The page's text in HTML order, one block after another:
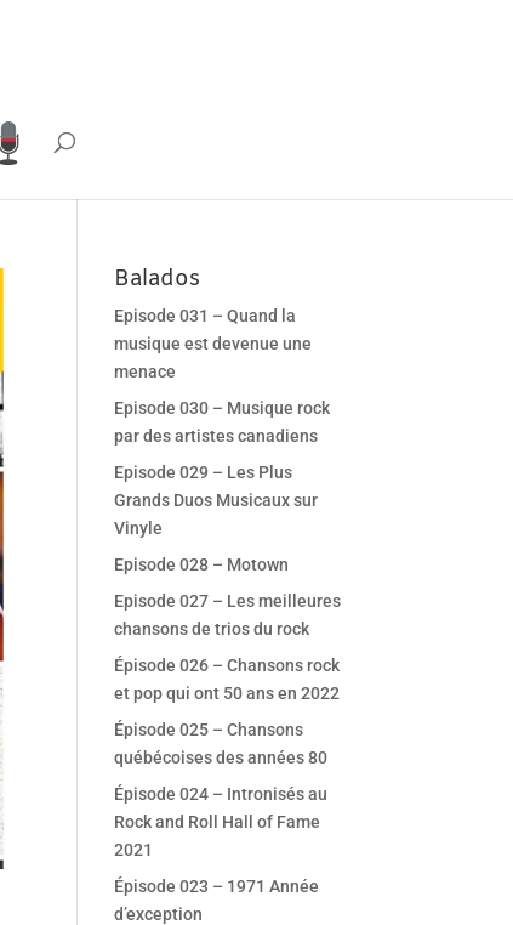
Balados
Episode 031 – Quand la
musique est devenue une
menace
Episode 030 – Musique rock
par des artistes canadiens
Episode 029 – Les Plus
Grands Duos Musicaux sur
Vinyle
Episode 028 – Motown
Episode 027 – Les meilleures
chansons de trios du rock
Épisode 026 – Chansons rock
et pop qui ont 50 ans en 2022
Épisode 025 – Chansons
québécoises des années 80
Épisode 024 – Intronisés au
Rock and Roll Hall of Fame
2021
Épisode 023 – 1971 Année
d’exception